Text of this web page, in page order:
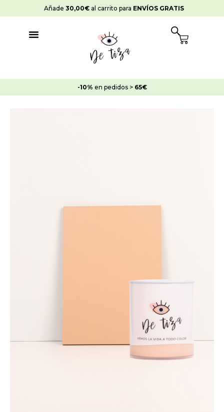
al
Añade 30,00€ al carrito para ENVÍOS GRATIS
Cart
-10% en pedidos > 65€